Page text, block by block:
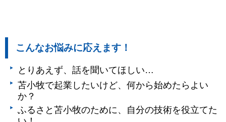
こんなお悩みに応えます！
とりあえず、話を聞いてほしい…
苫小牧で起業したいけど、何から始めたらよい
か？
ふるさと苫小牧のために、自分の技術を役立てた
い！